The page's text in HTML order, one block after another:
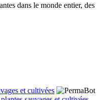
dans le monde entier, des